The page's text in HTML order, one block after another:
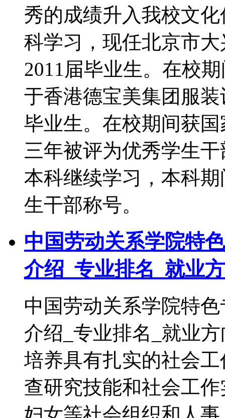
秀的成绩升入我校文
科学习，现任北京市
2011届毕业生。在校
于香港德宝美集团服
毕业生。在校期间获
三年被评为优秀学生
本科继续学习，本科
生干部称号。
中国劳动关系学院特
介绍_专业排名_就业
中国劳动关系学院特
介绍_专业排名_就业
培养具有扎实的社会
查研究技能和社会工